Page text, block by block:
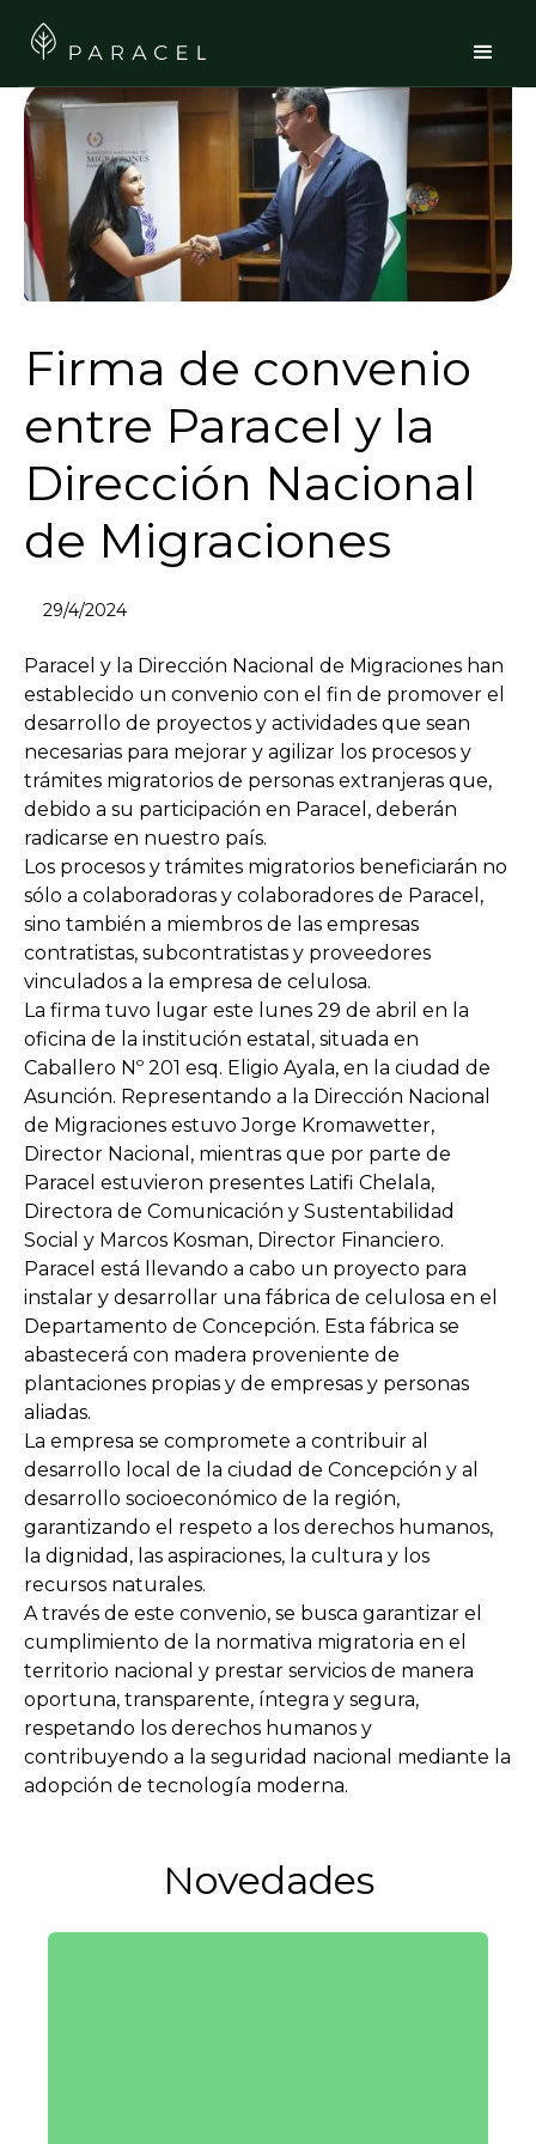
Firma de convenio
entre Paracel y la
Dirección Nacional
de Migraciones
29/4/2024
Paracel y la Dirección Nacional de Migraciones han
establecido un convenio con el fin de promover el
desarrollo de proyectos y actividades que sean
necesarias para mejorar y agilizar los procesos y
trámites migratorios de personas extranjeras que,
debido a su participación en Paracel, deberán
radicarse en nuestro país.
Los procesos y trámites migratorios beneficiarán no
sólo a colaboradoras y colaboradores de Paracel,
sino también a miembros de las empresas
contratistas, subcontratistas y proveedores
vinculados a la empresa de celulosa.
La firma tuvo lugar este lunes 29 de abril en la
oficina de la institución estatal, situada en
Caballero Nº 201 esq. Eligio Ayala, en la ciudad de
Asunción. Representando a la Dirección Nacional
de Migraciones estuvo Jorge Kromawetter,
Director Nacional, mientras que por parte de
Paracel estuvieron presentes Latifi Chelala,
Directora de Comunicación y Sustentabilidad
Social y Marcos Kosman, Director Financiero.
Paracel está llevando a cabo un proyecto para
instalar y desarrollar una fábrica de celulosa en el
Departamento de Concepción. Esta fábrica se
abastecerá con madera proveniente de
plantaciones propias y de empresas y personas
aliadas.
La empresa se compromete a contribuir al
desarrollo local de la ciudad de Concepción y al
desarrollo socioeconómico de la región,
garantizando el respeto a los derechos humanos,
la dignidad, las aspiraciones, la cultura y los
recursos naturales.
A través de este convenio, se busca garantizar el
cumplimiento de la normativa migratoria en el
territorio nacional y prestar servicios de manera
oportuna, transparente, íntegra y segura,
respetando los derechos humanos y
contribuyendo a la seguridad nacional mediante la
adopción de tecnología moderna.
Novedades